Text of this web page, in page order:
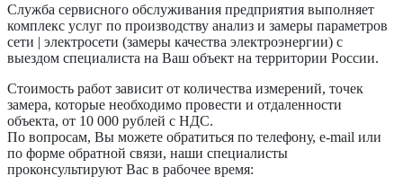
Служба сервисного обслуживания предприятия выполняет
комплекс услуг по производству анализ и замеры параметров
сети | электросети (замеры качества электроэнергии) с
выездом специалиста на Ваш объект на территории России.
Стоимость работ зависит от количества измерений, точек
замера, которые необходимо провести и отдаленности
объекта, от 10 000 рублей с НДС.
По вопросам, Вы можете обратиться по телефону, e-mail или
по форме обратной связи, наши специалисты
проконсультируют Вас в рабочее время: